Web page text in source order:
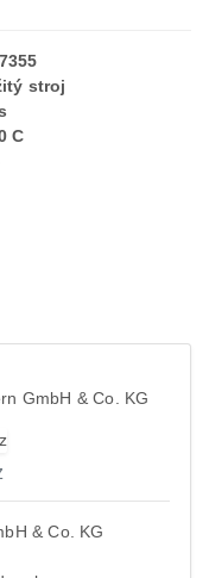
stroj
C
GmbH & Co. KG
& Co. KG